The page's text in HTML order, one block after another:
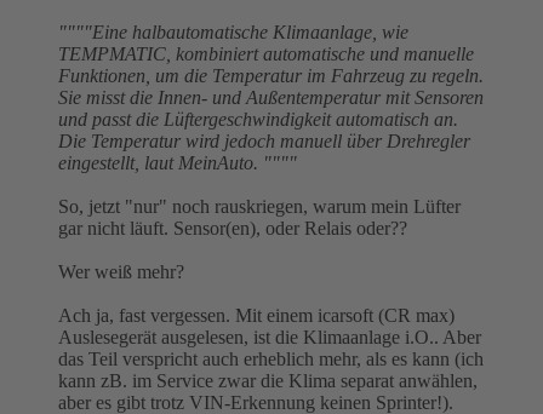
""""Eine halbautomatische Klimaanlage, wie
TEMPMATIC, kombiniert automatische und manuelle
Funktionen, um die Temperatur im Fahrzeug zu regeln.
Sie misst die Innen- und Außentemperatur mit Sensoren
und passt die Lüftergeschwindigkeit automatisch an.
Die Temperatur wird jedoch manuell über Drehregler
eingestellt, laut MeinAuto. """"
So, jetzt "nur" noch rauskriegen, warum mein Lüfter
gar nicht läuft. Sensor(en), oder Relais oder??
Wer weiß mehr?
Ach ja, fast vergessen. Mit einem icarsoft (CR max)
Auslesegerät ausgelesen, ist die Klimaanlage i.O.. Aber
das Teil verspricht auch erheblich mehr, als es kann (ich
kann zB. im Service zwar die Klima separat anwählen,
aber es gibt trotz VIN-Erkennung keinen Sprinter!).